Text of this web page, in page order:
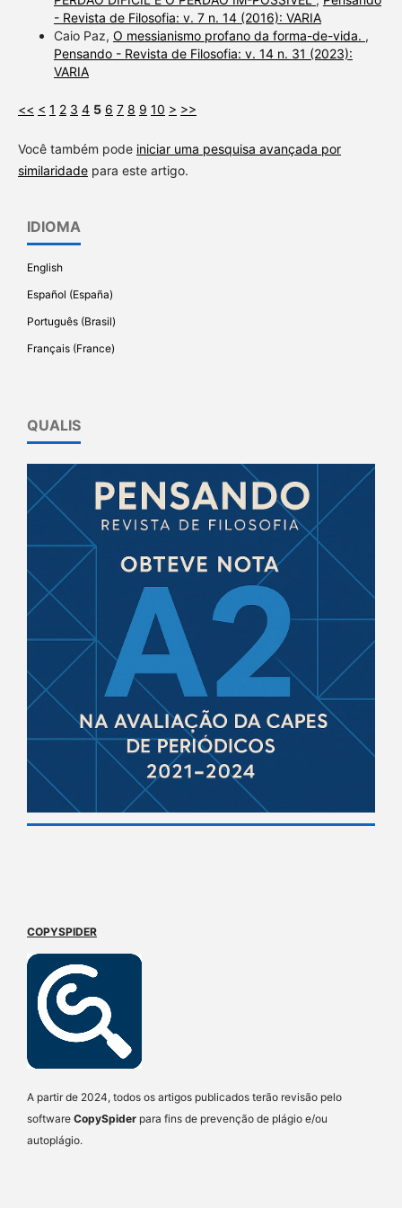
- Revista de Filosofia: v. 7 n. 14 (2016): VARIA
Caio Paz, O messianismo profano da forma-de-vida. ,
Pensando - Revista de Filosofia: v. 14 n. 31 (2023):
VARIA
<< < 1 2 3 4 5 6 7 8 9 10 > >>
Você também pode iniciar uma pesquisa avançada por
similaridadepara este artigo.
IDIOMA
English
Español (España)
Português (Brasil)
Français (France)
QUALIS
COPYSPIDER
A partir de 2024, todos os artigos publicados terão revisão pelo
software CopySpider para fins de prevenção de plágio e/ou
autoplágio.